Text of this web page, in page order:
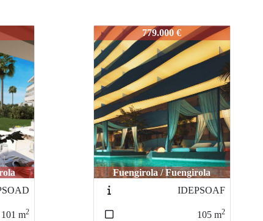
105 m2
IDEPSOAA753.000 €
Fuengirola / Fuengirola
IDEPSOAE
100 m2